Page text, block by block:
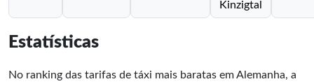
Kinzigtal
Estatísticas
No ranking das tarifas de táxi mais baratas em Alemanha, a